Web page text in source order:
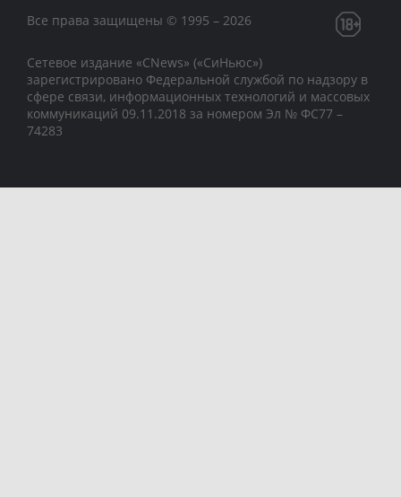
Все права защищены © 1995 – 2026
Сетевое издание «CNews» («СиНьюс»)
зарегистрировано Федеральной службой по надзору в
сфере связи, информационных технологий и массовых
коммуникаций 09.11.2018 за номером Эл № ФС77 –
74283